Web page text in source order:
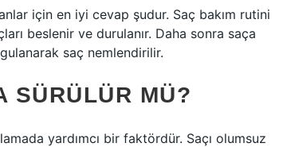
için en iyi cevap şudur. Saç bakım rutini
beslenir ve durulanır. Daha sonra saça
saç nemlendirilir.
SÜRÜLÜR MÜ?
yardımcı bir faktördür. Saçı olumsuz